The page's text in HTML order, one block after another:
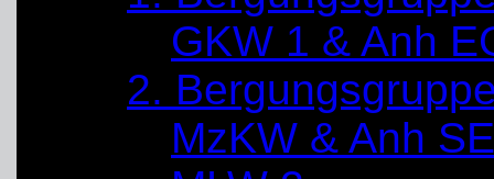
GKW 1 & Anh
2.
MzKW & Anh